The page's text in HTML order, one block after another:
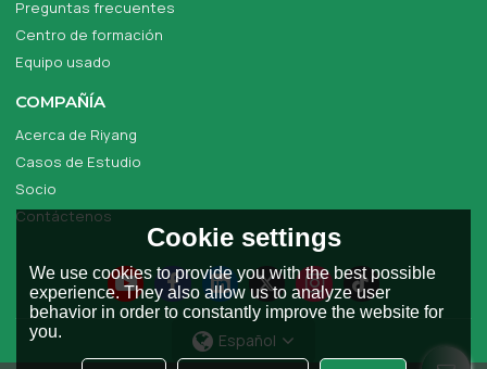
Preguntas frecuentes
Centro de formación
Equipo usado
COMPAÑÍA
Acerca de Riyang
Casos de Estudio
Socio
Contáctenos
Español
Cookie settings
We use cookies to provide you with the best possible
experience. They also allow us to analyze user
behavior in order to constantly improve the website for
you.